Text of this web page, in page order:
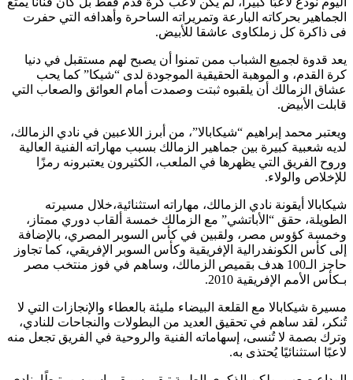
الجماهير بحركاته البارعة وتمريراته الساحرة وأهدافه التي حفرت
فى ذاكرة كل زملكاوى عاشقا للأبيض.
يعد قدوة لجميع الشباب ممن تمنوا أن يصبح لهم مستقبل في دنيا
كرة القدم، و الموهبة الحقيقية الموجودة لدى “شيكا” كما يحب
عشاق الزمالك أن يلقبوه ثبتت وصمدت أمام العوائق والصعاب التي
قابلت الأبيض.
ويعتبر محمد إبراهيم “شيكابالا”، من أبرز اللاعبين في نادي الزمالك،
لديه شعبية كبيرة بين جماهير الزمالك بسبب مهاراته الفنية العالية
وروح الفريق التي يظهرها في الملعب، الكثيرون يعتبرونه رمزًا
للإخلاص والولاء.
شيكابالا أيقونة نادي الزمالك، مهاراته استثنائية،خلال مسيرته
الطويلة، حقق “الأباتشي” مع الزمالك خمسة ألقاب دوري ممتاز،
وخمسة كؤوس مصر، ولقبين في كأس السوبر المصري، بالإضافة
إلى كأس الكونفدرالية الإفريقية وكأس السوبر الإفريقي، كما تجاوز
حاجز الـ100 هدف بقميص الزمالك، وساهم في فوز منتخب مصر
بـكأس الأمم الإفريقية 2010.
مسيرة شيكابالا مع القلعة البيضاء مليئة بالعطاء والإنجازات التي لا
تُنكر، لقد ساهم في تحقيق العديد من البطولات والنجاحات للنادي،
وترك بصمة لا تُنسى، إسهاماته الفنية والروحية في الفريق تجعل منه
لاعبًا استثنائيًا يُحتذى به.